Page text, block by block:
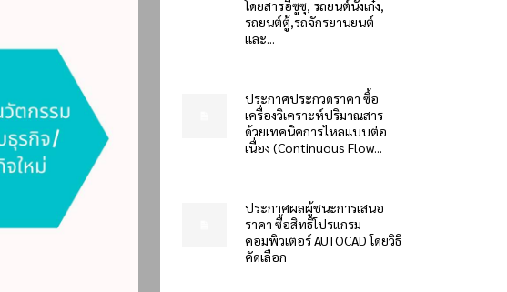
โดยสารอีซูซุ, รถยนต์นั่งเก๋ง,
รถยนต์ตู้,รถจักรยานยนต์
และ...
ประกาศประกวดราคา ซื้อ
เครื่องวิเคราะห์ปริมาณสาร
ด้วยเทคนิคการไหลแบบต่อ
เนื่อง (Continuous Flow...
ประกาศผลผู้ชนะการเสนอ
ราคา ซื้อสิทธิโปรแกรม
คอมพิวเตอร์ AUTOCAD โดยวิธี
คัดเลือก